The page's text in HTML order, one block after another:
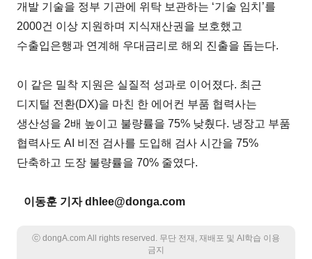
개발 기술을 정부 기관에 위탁 보관하는 ‘기술 임치’를
2000건 이상 지원하며 지식재산권을 보호했고
수출입은행과 연계해 우대금리로 해외 진출을 돕는다.
이 같은 밀착 지원은 실질적 성과로 이어졌다. 최근
디지털 전환(DX)을 마친 한 에어컨 부품 협력사는
생산성을 2배 높이고 불량률을 75% 낮췄다. 냉장고 부품
협력사도 AI 비전 검사를 도입해 검사 시간을 75%
단축하고 도장 불량률을 70% 줄였다.
이동훈 기자 dhlee@donga.com
ⓒ dongA.com All rights reserved. 무단 전재, 재배포 및 AI학습 이용
금지